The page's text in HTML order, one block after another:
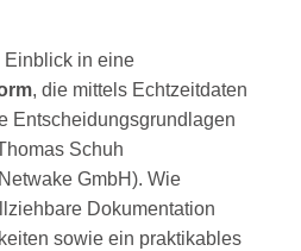
Einblick in eine
, die mittels Echtzeitdaten
Entscheidungsgrundlagen
Schuh
GmbH). Wie
Dokumentation
sowie ein praktikables